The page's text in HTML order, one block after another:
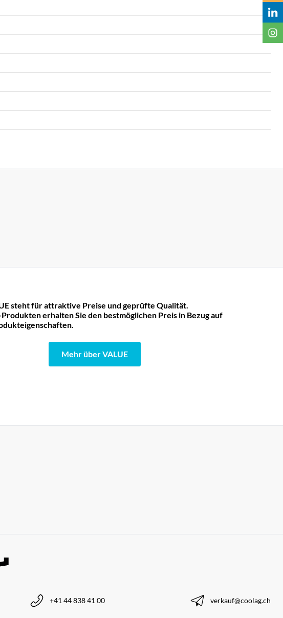
steht für attraktive Preise und geprüfte Qualität.
erhalten Sie den bestmöglichen Preis in Bezug auf
Mehr über VALUE
+41 44 838 41 00 verkauf@coolag.ch